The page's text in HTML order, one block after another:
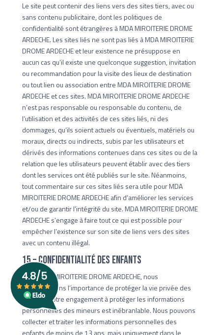
Le site peut contenir des liens vers des sites tiers, avec ou
sans contenu publicitaire, dont les politiques de
confidentialité sont étrangères à MDA MIROITERIE DROME
ARDECHE. Les sites liés ne sont pas liés à MDA MIROITERIE
DROME ARDECHE et leur existence ne présuppose en
aucun cas qu’il existe une quelconque suggestion, invitation
ou recommandation pour la visite des lieux de destination
ou tout lien ou association entre MDA MIROITERIE DROME
ARDECHE et ces sites. MDA MIROITERIE DROME ARDECHE
n’est pas responsable ou responsable du contenu, de
l’utilisation et des activités de ces sites liés, ni des
dommages, qu’ils soient actuels ou éventuels, matériels ou
moraux, directs ou indirects, subis par les utilisateurs et
dérivés des informations contenues dans ces sites ou de la
relation que les utilisateurs peuvent établir avec des tiers
dont les services ont été publiés sur le site. Néanmoins,
tout commentaire sur ces sites liés sera utile pour MDA
MIROITERIE DROME ARDECHE afin d’améliorer les services
et/ou de garantir l’intégrité du site. MDA MIROITERIE DROME
ARDECHE s’engage à faire tout ce qui est possible pour
empêcher l’existence sur son site de liens vers des sites
avec un contenu illégal.
15 – Confidentialité des enfants
Chez MDA MIROITERIE DROME ARDECHE, nous
reconnaissons l’importance de protéger la vie privée des
enfants. Notre engagement à protéger les informations
personnelles des mineurs est inébranlable. Nous pouvons
collecter et traiter les informations personnelles des